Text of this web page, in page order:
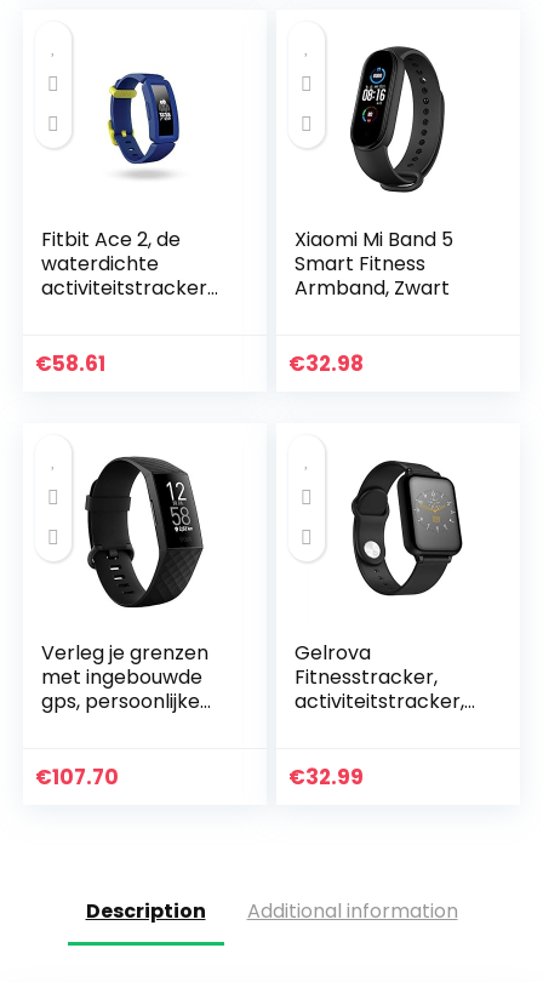
Fitbit Ace 2, de
waterdichte
activiteitstracker
motiverende
€58.61
Xiaomi Mi Band 5
Smart Fitness
Armband, Zwart
€32.98
Verleg je grenzen
met ingebouwde
gps, persoonlijke
van tot wel 7
€107.70
Gelrova
Fitnesstracker,
activiteitstracker,
waterbestendig,
€32.99
Description Additional information